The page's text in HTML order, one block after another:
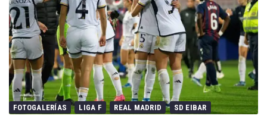
FOTOGALERÍAS LIGA F REAL MADRID SD EIBAR